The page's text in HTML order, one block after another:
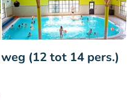
(12 tot 14 pers.)